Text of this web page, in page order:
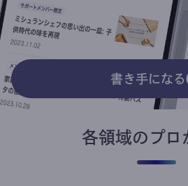
書き手になる
各領域のプロ